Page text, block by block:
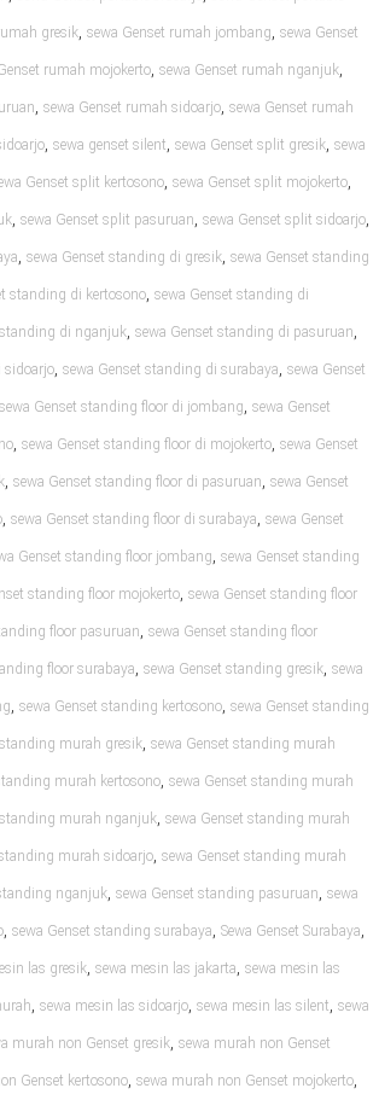
gresik, sewa Genset rumah jombang, sewa Genset
rumah mojokerto, sewa Genset rumah nganjuk,
, sewa Genset rumah sidoarjo, sewa Genset rumah
, sewa genset silent, sewa Genset split gresik, sewa
Genset split kertosono, sewa Genset split mojokerto,
, sewa Genset split pasuruan, sewa Genset split sidoarjo,
, sewa Genset standing di gresik, sewa Genset standing
standing di kertosono, sewa Genset standing di
di nganjuk, sewa Genset standing di pasuruan,
sidoarjo, sewa Genset standing di surabaya, sewa Genset
sewa Genset standing floor di jombang, sewa Genset
, sewa Genset standing floor di mojokerto, sewa Genset
, sewa Genset standing floor di pasuruan, sewa Genset
, sewa Genset standing floor di surabaya, sewa Genset
Genset standing floor jombang, sewa Genset standing
standing floor mojokerto, sewa Genset standing floor
floor pasuruan, sewa Genset standing floor
floor surabaya, sewa Genset standing gresik, sewa
, sewa Genset standing kertosono, sewa Genset standing
murah gresik, sewa Genset standing murah
murah kertosono, sewa Genset standing murah
murah nganjuk, sewa Genset standing murah
murah sidoarjo, sewa Genset standing murah
nganjuk, sewa Genset standing pasuruan, sewa
, sewa Genset standing surabaya, Sewa Genset Surabaya,
las gresik, sewa mesin las jakarta, sewa mesin las
, sewa mesin las sidoarjo, sewa mesin las silent, sewa
murah non Genset gresik, sewa murah non Genset
Genset kertosono, sewa murah non Genset mojokerto,